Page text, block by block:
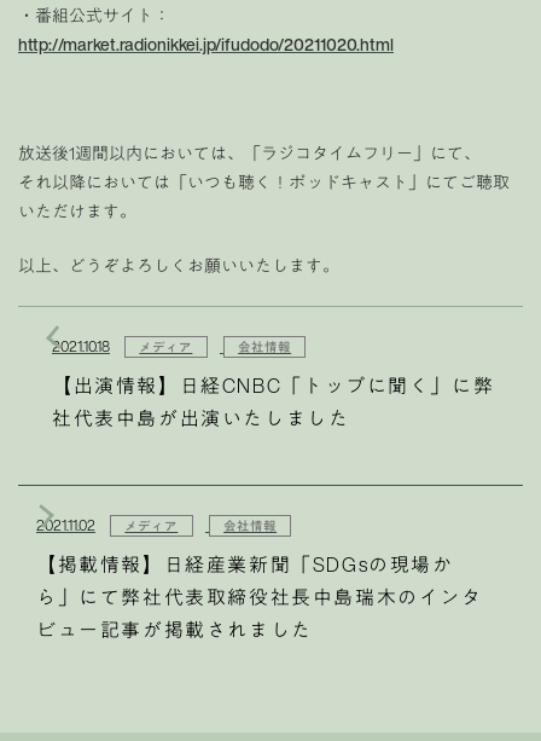
・番組公式サイト：
http://market.radionikkei.jp/ifudodo/20211020.html
放送後1週間以内においては、「ラジコタイムフリー」にて、
それ以降においては「いつも聴く！ポッドキャスト」にてご聴取
いただけます。
以上、どうぞよろしくお願いいたします。
2021.10.18 メディア 会社情報
【出演情報】日経CNBC「トップに聞く」に弊
社代表中島が出演いたしました
2021.11.02 メディア 会社情報
【掲載情報】日経産業新聞「SDGsの現場か
ら」にて弊社代表取締役社長中島瑞木のインタ
ビュー記事が掲載されました